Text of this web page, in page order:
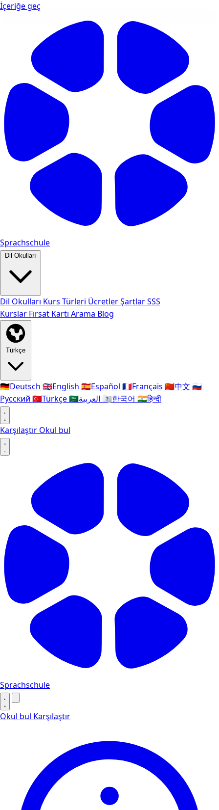
İçeriğe geç
Sprachschule
Dil Okulları
Dil Okulları Kurs Türleri ÜcretlerŞartlarSSS
Kurslar Fırsat Kartı Arama Blog
Türkçe
🇩🇪Deutsch 🇬🇧English 🇪🇸Español 🇫🇷Français 🇨🇳中文 🇷🇺
Русский 🇹🇷Türkçe🇸🇦 🇰🇷한국어 🇮🇳हिन्दी
Karşılaştır Okul bul
Sprachschule
Okul bul Karşılaştır